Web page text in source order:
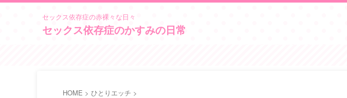
セックス依存症の赤裸々な日々
セックス依存症のかすみの日常
HOME > ひとりエッチ >